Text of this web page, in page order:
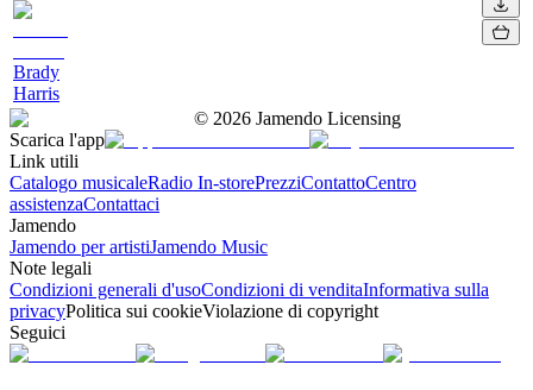
Brady
Harris
© 2026 Jamendo Licensing
Scarica l'app
Link utili
Catalogo musicaleRadio In-storePrezziContattoCentro
assistenzaContattaci
Jamendo
Jamendo per artistiJamendo Music
Note legali
Condizioni generali d'usoCondizioni di venditaInformativa sulla
privacyPolitica sui cookieViolazione di copyright
Seguici